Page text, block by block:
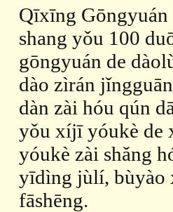
Qīxīng Gōngyuán
shang yǒu 100
gōngyuán de
dào zìrán
dàn zài hóu qún
yǒu xíjī yóukè de
yóukè zài shǎng
yīdìng jùlí, bùyào
fāshēng.